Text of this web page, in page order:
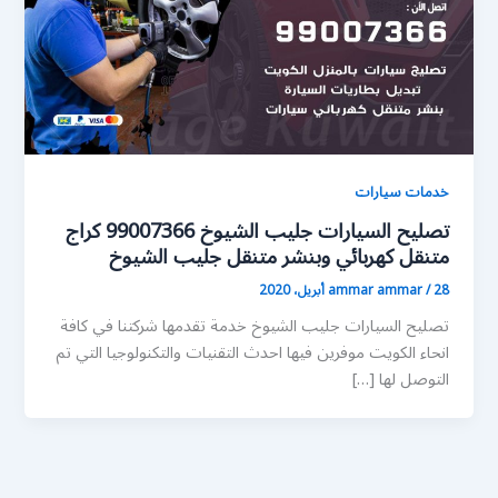
خدمات سيارات
تصليح السيارات جليب الشيوخ 99007366 كراج
متنقل كهربائي وبنشر متنقل جليب الشيوخ
ammar ammar/28 أبريل، 2020
تصليح السيارات جليب الشيوخ خدمة تقدمها شركتنا في كافة
انحاء الكويت موفرين فيها احدث التقنيات والتكنولوجيا التي تم
التوصل لها […]